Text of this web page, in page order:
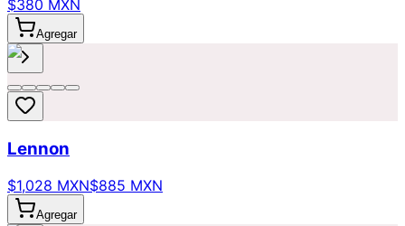
$380 MXN
Agregar
Lennon
$1,028 MXN$885 MXN
Agregar